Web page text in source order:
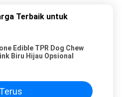
Terbaik untuk
Edible TPR Dog Chew
Biru Hijau Opsional
Terus